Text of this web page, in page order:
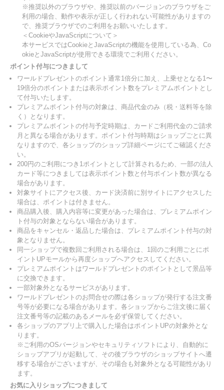
※推奨以外のブラウザや、推奨以前のバージョンのブラウザをご
利用の場合、動作や表示が正しく行われない可能性がありますの
で、推奨ブラウザでのご利用をお願いいたします。
＜CookieやJavaScriptについて＞
本サービスではCookieとJavaScriptの機能を使用している為、Co
okieとJavaScriptが使用できる環境でご利用ください。
ポイント付与につきまして
ワールドプレゼントのポイント通常1倍分に加え、上乗せとなる1〜
19倍分のポイントまたは表示ポイント数をプレミアムポイントとし
て付与いたします。
プレミアムポイント付与の対象は、商品代金のみ（税・送料等を除
く）となります。
プレミアムポイントの付与予定時期は、カードご利用代金のご請求
月と異なる場合があります。ポイント付与時期はショップごとに異
なりますので、各ショップのショップ詳細ページにてご確認くださ
い。
200円のご利用につき1ポイントとして計算されるため、一部の法人
カード等につきましては表示ポイント数と付与ポイント数が異なる
場合があります。
対象サイトにアクセス後、カード決済前に別サイトにアクセスした
場合は、ポイントは付きません。
商品購入後、購入内容等に変更があった場合は、プレミアムポイン
ト付与の対象とならない場合があります。
商品をキャンセル・返品した場合は、プレミアムポイント付与の対
象となりません。
同一ショップで複数回ご利用される場合は、1回のご利用ごとにポ
イントUPモールから再度ショップへアクセスしてください。
プレミアムポイントはワールドプレゼントのポイントとして景品等
に交換できます。
一部対象外となるサービスがあります。
ワールドプレゼントのお問合せの際は各ショップが発行する注文番
号等が必要になる場合があります。各ショップからご注文後に届く
注文番号等の記載のあるメールを必ず保管してください。
各ショップのアプリ上で購入した場合はポイントUPの対象外とな
ります。
※ご利用のOSバージョンやセキュリティソフトにより、自動的に
ショップアプリが起動して、その後ブラウザのショップサイトへ遷
移する場合がございますが、その場合も対象外となる可能性があり
ます。
お気に入りショップにつきまして